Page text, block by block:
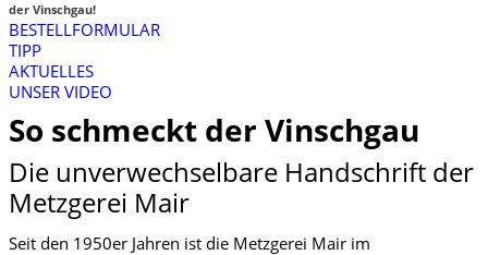
der Vinschgau!
BESTELLFORMULAR
TIPP
AKTUELLES
UNSER VIDEO
So schmeckt der Vinschgau
Die unverwechselbare Handschrift der
Metzgerei Mair
Seit den 1950er Jahren ist die Metzgerei Mair im